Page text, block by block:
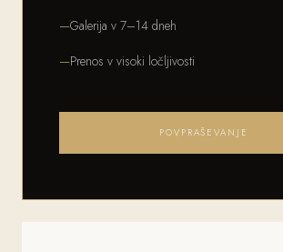
Galerija v 7–14 dneh
Prenos v visoki ločljivosti
POVPRAŠEVANJE